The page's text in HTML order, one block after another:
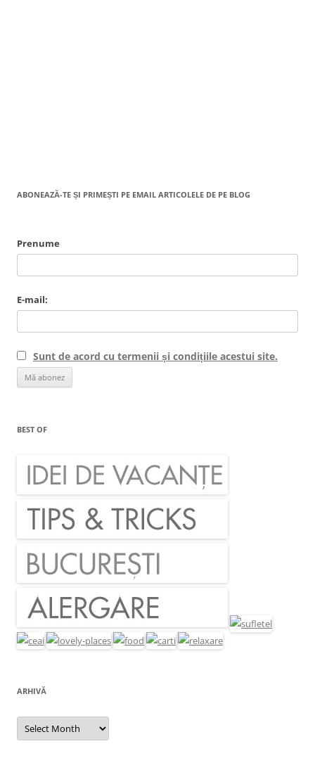
ABONEAZĂ-TE ȘI PRIMEȘTI PE EMAIL ARTICOLELE DE PE BLOG
Prenume
E-mail:
Sunt de acord cu termenii și condițiile acestui site.
BEST OF
ARHIVĂ
Arhivă